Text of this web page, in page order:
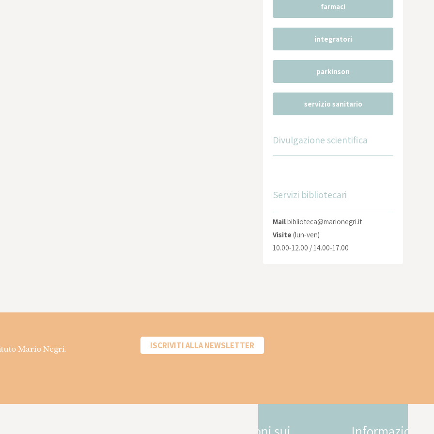
farmaci
integratori
parkinson
servizio sanitario
Divulgazione scientifica
Servizi bibliotecari
Mailbiblioteca@marionegri.it
Visite (lun-ven)
10.00-12.00 / 14.00-17.00
Mario Negri. ISCRIVITI ALLA NEWSLETTER